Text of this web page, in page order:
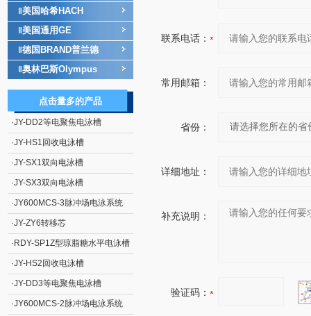
美国哈希HACH
美国通用GE
德国BRAND普兰德
奥林巴斯Olympus
点击量多的产品
·JY-DD2等电聚焦电泳槽
·JY-HS1回收电泳槽
·JY-SX1双向电泳槽
·JY-SX3双向电泳槽
·JY600MCS-3脉冲场电泳系统
·JY-ZY6转移芯
· RDY-SP1Z型琼脂糖水平电泳槽
·JY-HS2回收电泳槽
·JY-DD3等电聚焦电泳槽
·JY600MCS-2脉冲场电泳系统
联系电话：
常用邮箱：
省份：
详细地址：
补充说明：
验证码：